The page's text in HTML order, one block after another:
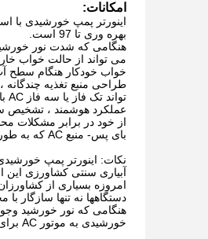
امکانات:
بهره وری تا 97 است.
هنگامی که شدت نور
می تواند از حالت خواب
خواب خودکار هنگام سطح
تواند تک فاز یا سه فاز AC باشد ، سیم کشی ساده.
عملکرد هوشمند ، تشخیص
از خود در برابر مشکلات
بای پس- منبع AC که به طور خودکار هنگامی که خورشید کافی نیست یا وجود ندارد کار می کند.
نکات: اینورتر پمپ
آبیاری سنتی کشاورزی
امروزه بسیاری از
دستگاهها نه تنها سازگار
خورشیدی به موتور AC برای موتورهای AC تبدیل می شود.در عین حال ، اینورتر پمپ خورشیدی نقش کنترل کننده موتور پمپ/AC را بر عهده می گیرد.